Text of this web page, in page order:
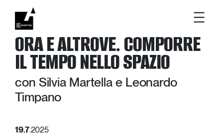
contenuto
ORA E ALTROVE. COMPORRE
IL TEMPO NELLO SPAZIO
con Silvia Martella e Leonardo
Timpano
19.7.2025